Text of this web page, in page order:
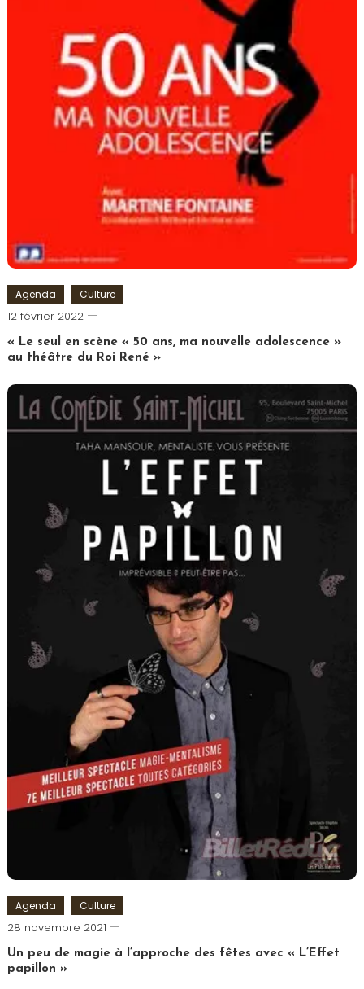
Agenda Culture
12 février 2022
Cédric
Cilia
« Le seul en scène « 50 ans, ma nouvelle adolescence »
au théâtre du Roi René »
Agenda Culture
28 novembre 2021
Cédric
Cilia
Un peu de magie à l’approche des fêtes avec « L’Effet
papillon »